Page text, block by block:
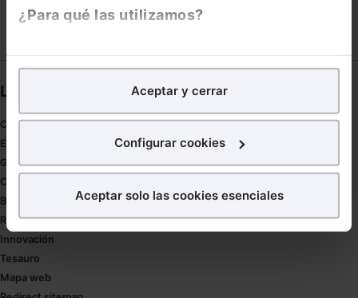
¿Para qué las utilizamos?
analíticospara tratar demejorar tu experienciaen
nuestra página web. También con fines publicitarios,
para poder mostrarte publicidad y contenidos de tu
¿Qué puedes hacer?
en la web sea óptima
Puedes
todas las cookies excepto aquellas imprescindibles.
También puedes
Aceptar y cerrar
Configurar cookies
Aceptar solo las cookies esenciales
Links directos
Coronavirus
Estudio de salud abogacía
Gestión de despachos
Compliance
Buenas Prácticas Tributarias
RGPD
Innovación
Tesauro
Mapa web